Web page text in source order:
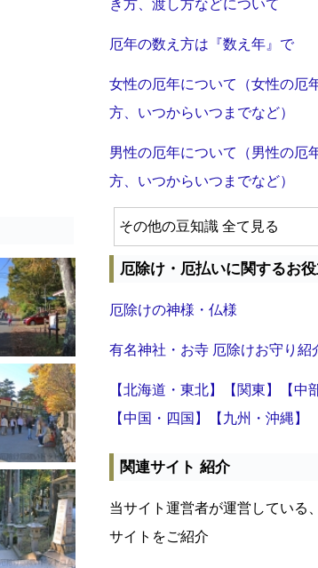
き方、渡し方などについて
厄年の数え方は『数え年』で
女性の厄年について（女性の厄
方、いつからいつまでなど）
男性の厄年について（男性の厄
方、いつからいつまでなど）
その他の豆知識 全て見る
厄除け・厄払いに関するお
厄除けの神様・仏様
有名神社・お寺 厄除けお守り紹
【北海道・東北】 【関東】 【中
【中国・四国】
【九州・沖縄】
関連サイト 紹介
当サイト運営者が運営している
サイトをご紹介